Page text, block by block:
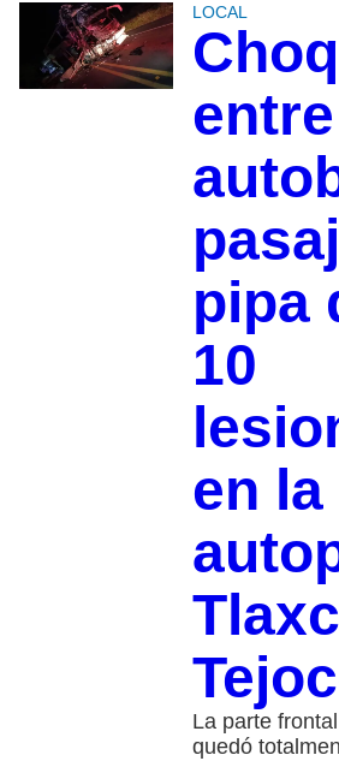
LOCAL
entre
pipa
10
en la
La parte
quedó